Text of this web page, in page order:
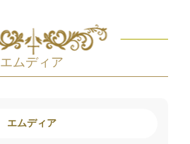
エムディア
エムディア